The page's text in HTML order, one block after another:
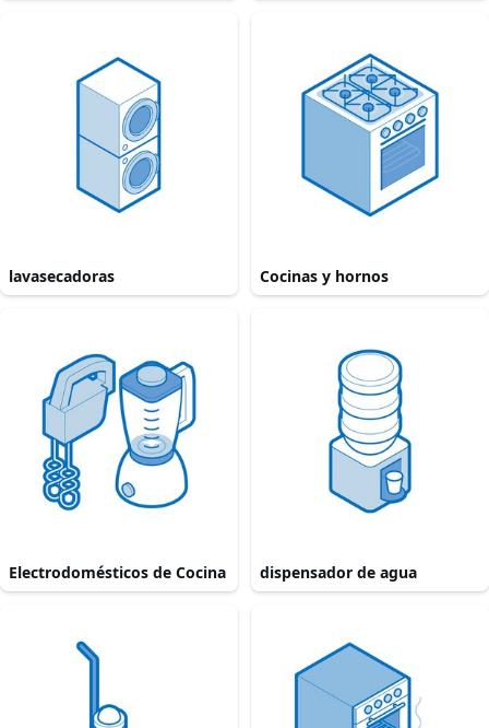
lavasecadoras Cocinas y hornos
Electrodomésticos de Cocina dispensador de agua